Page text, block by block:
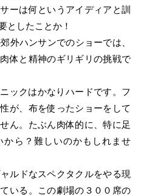
ーは何というアイディアと訓
としたことか！
外ハンサンでのショーでは、
体と精神のギリギリの挑戦で
ックはかなりハードです。フ
が、布を使ったショーをして
ん。たぶん肉体的に、特に足
から？難しいのかもしれませ
ルドなスペクタクルをやる現
いる。この劇場の３００席の